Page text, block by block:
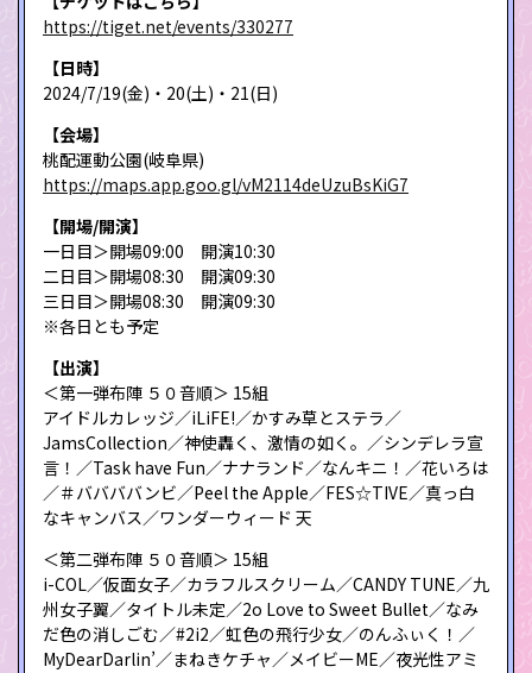
https://tiget.net/events/330277
【日時】
2024/7/19(金)・20(土)・21(日)
【会場】
桃配運動公園(岐阜県)
https://maps.app.goo.gl/vM2114deUzuBsKiG7
【開場/開演】
一日目＞開場09:00 開演10:30
二日目＞開場08:30 開演09:30
三日目＞開場08:30 開演09:30
※各日とも予定
【出演】
＜第一弾布陣 ５０音順＞ 15組
アイドルカレッジ／iLiFE!／かすみ草とステラ／
JamsCollection／神使轟く、激情の如く。／シンデレラ宣
言！／Task have Fun／ナナランド／なんキニ！／花いろは
／＃ババババンビ／Peel the Apple／FES☆TIVE／真っ白
なキャンバス／ワンダーウィード 天
＜第二弾布陣 ５０音順＞ 15組
i-COL／仮面女子／カラフルスクリーム／CANDY TUNE／九
州女子翼／タイトル未定／2o Love to Sweet Bullet／なみ
だ色の消しごむ／#2i2／虹色の飛行少女／のんふぃく！／
MyDearDarlin’／まねきケチャ／メイビーME／夜光性アミ